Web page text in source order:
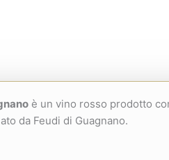
è un vino rosso prodotto
da Feudi di Guagnano.